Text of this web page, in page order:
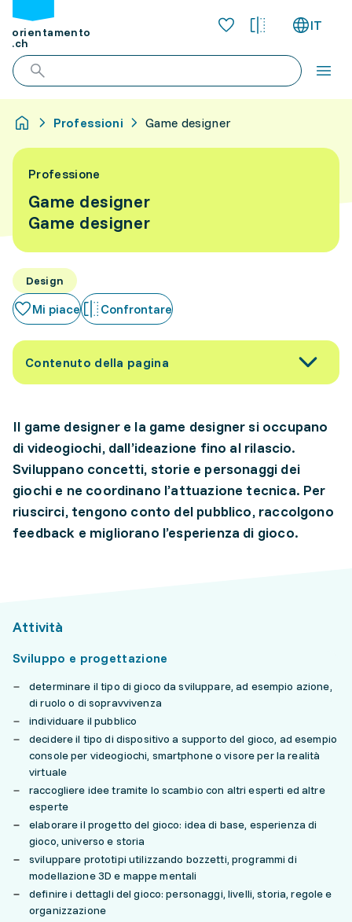
orientamento
.ch
IT
Professioni Game designer
Professione
Game designer
Game designer
Design
Mi piace Confrontare
Contenuto della pagina
Il game designer e la game designer si occupano
di videogiochi, dall’ideazione fino al rilascio.
Sviluppano concetti, storie e personaggi dei
giochi e ne coordinano l’attuazione tecnica. Per
riuscirci, tengono conto del pubblico, raccolgono
feedback e migliorano l’esperienza di gioco.
Attività
Sviluppo e progettazione
determinare il tipo di gioco da sviluppare, ad esempio azione,
di ruolo o di sopravvivenza
individuare il pubblico
decidere il tipo di dispositivo a supporto del gioco, ad esempio
console per videogiochi, smartphone o visore per la realità
virtuale
raccogliere idee tramite lo scambio con altri esperti ed altre
esperte
elaborare il progetto del gioco: idea di base, esperienza di
gioco, universo e storia
sviluppare prototipi utilizzando bozzetti, programmi di
modellazione 3D e mappe mentali
definire i dettagli del gioco: personaggi, livelli, storia, regole e
organizzazione